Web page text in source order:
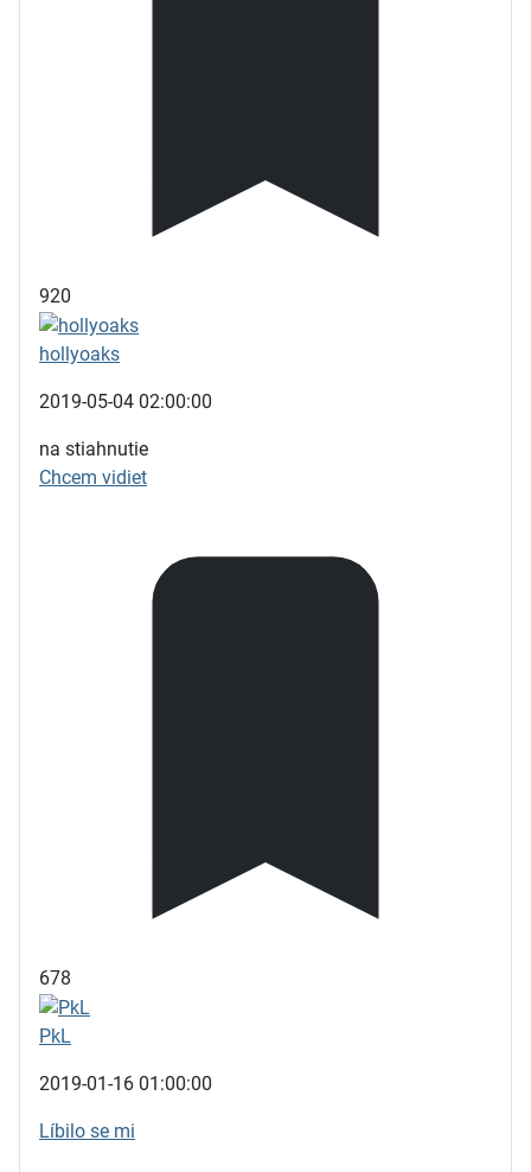
920
hollyoaks
2019-05-04 02:00:00
na stiahnutie
Chcem vidiet
678
PkL
2019-01-16 01:00:00
Líbilo se mi